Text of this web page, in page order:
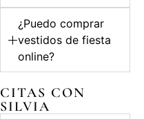
¿Puedo comprar
vestidos de fiesta
online?
CITAS CON
SILVIA